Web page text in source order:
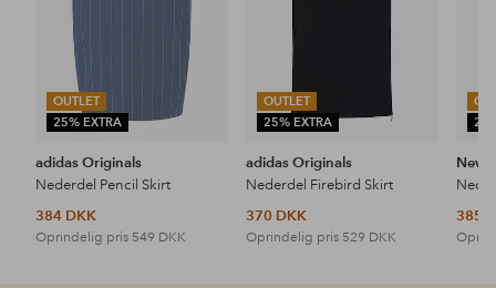
OUTLET
25% EXTRA
adidas Originals
Nederdel Pencil Skirt
384 DKK
Oprindelig pris 549 DKK
OUTLET
25% EXTRA
adidas Originals
Nederdel Firebird Skirt
370 DKK
Oprindelig pris 529 DKK
New
385